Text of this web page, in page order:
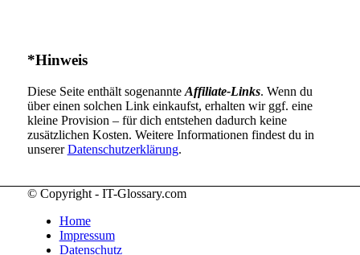
*Hinweis
Diese Seite enthält sogenannte Affiliate-Links. Wenn du
über einen solchen Link einkaufst, erhalten wir ggf. eine
kleine Provision – für dich entstehen dadurch keine
zusätzlichen Kosten. Weitere Informationen findest du in
unsererDatenschutzerklärung.
© Copyright - IT-Glossary.com
Home
Impressum
Datenschutz